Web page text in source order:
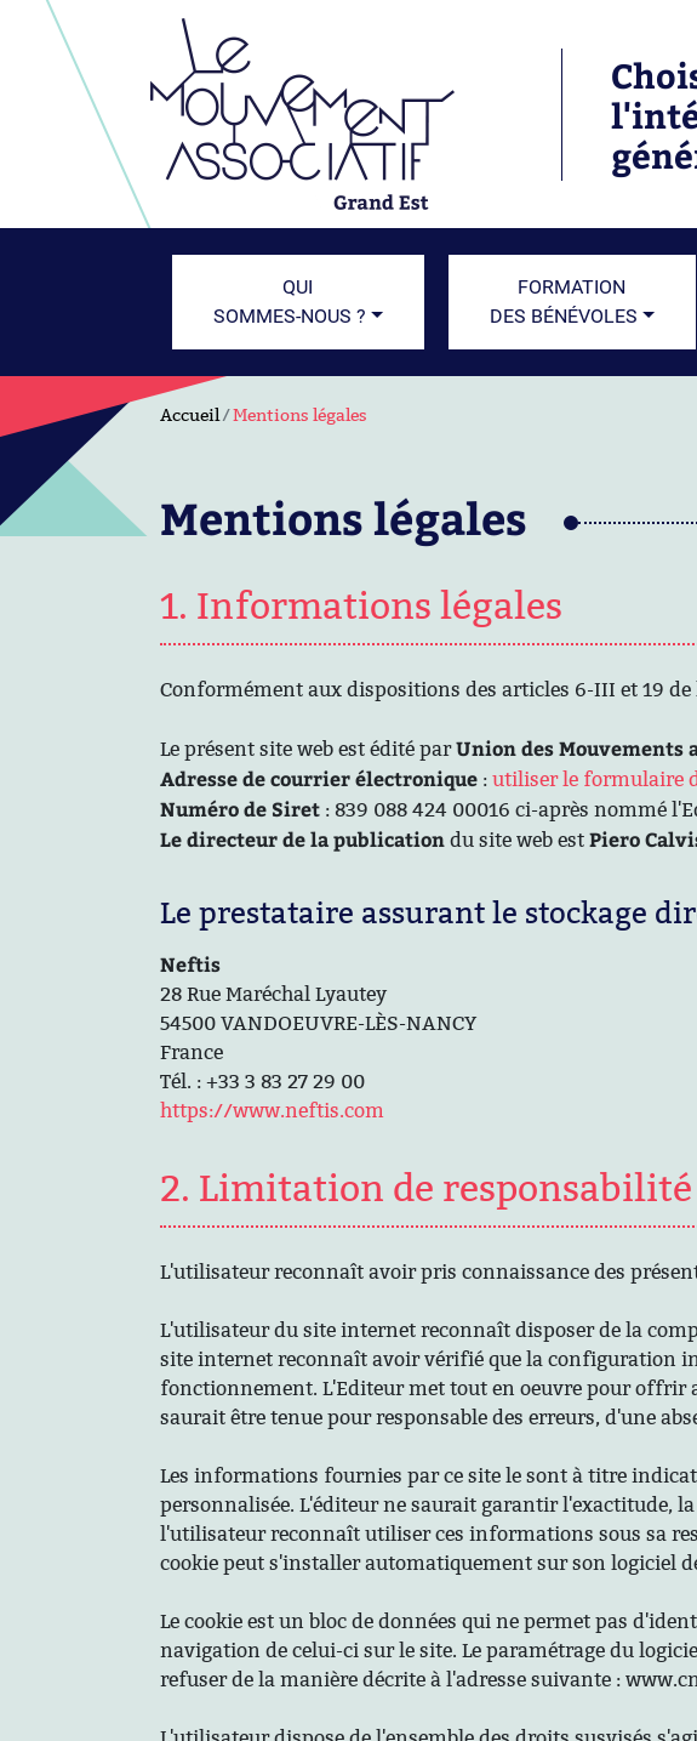
QUI
SOMMES-NOUS ?
FORMATION
DES BÉNÉVOLES
Accueil Mentions légales
Mentions légales
1. Informations légales
Conformément aux dispositions des articles 6-III et 19
Le présent site web est édité parUnion des Mouvements
Adresse de courrier électronique : utiliser le formulaire
Numéro de Siret : 839 088 424 00016 ci-après nommé
Le directeur de la publication du site web est Piero
Le prestataire assurant le stockage
Neftis
28 Rue Maréchal Lyautey
54500 VANDOEUVRE-LÈS-NANCY
France
Tél. : +33 3 83 27 29 00
https://www.neftis.com
2. Limitation de responsabilité
L'utilisateur reconnaît avoir pris connaissance des
L'utilisateur du site internet reconnaît disposer de la
site internet reconnaît avoir vérifié que la configuration
fonctionnement. L'Editeur met tout en oeuvre pour
saurait être tenue pour responsable des erreurs, d'une
Les informations fournies par ce site le sont à titre
personnalisée. L'éditeur ne saurait garantir l'exactitude,
l'utilisateur reconnaît utiliser ces informations sous sa
cookie peut s'installer automatiquement sur son logiciel
Le cookie est un bloc de données qui ne permet pas
navigation de celui-ci sur le site. Le paramétrage du
refuser de la manière décrite à l'adresse suivante :